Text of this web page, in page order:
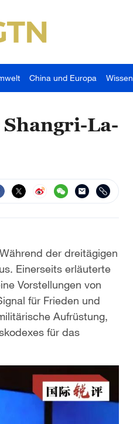
China und Europa Wissen
La-
der dreitägigen
Einerseits erläuterte
Vorstellungen von
für Frieden und
Aufrüstung,
für das